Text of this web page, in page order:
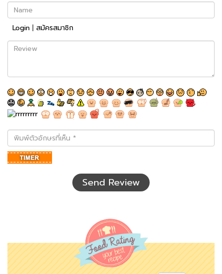
Name
Login | สมัครสมาชิก
Review
พิมพ์
ตัว
อักษร
ที่
Send Review